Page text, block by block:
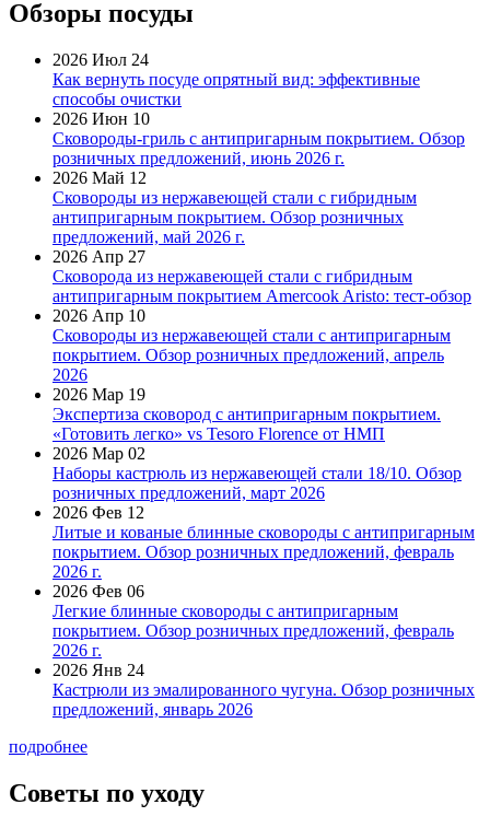
Обзоры посуды
2026 Июл 24
Как вернуть посуде опрятный вид: эффективные
способы очистки
2026 Июн 10
Сковороды-гриль с антипригарным покрытием. Обзор
розничных предложений, июнь 2026 г.
2026 Май 12
Сковороды из нержавеющей стали с гибридным
антипригарным покрытием. Обзор розничных
предложений, май 2026 г.
2026 Апр 27
Сковорода из нержавеющей стали с гибридным
антипригарным покрытием Amercook Aristo: тест-обзор
2026 Апр 10
Сковороды из нержавеющей стали с антипригарным
покрытием. Обзор розничных предложений, апрель
2026
2026 Мар 19
Экспертиза сковород с антипригарным покрытием.
«Готовить легко» vs Tesoro Florence от НМП
2026 Мар 02
Наборы кастрюль из нержавеющей стали 18/10. Обзор
розничных предложений, март 2026
2026 Фев 12
Литые и кованые блинные сковороды с антипригарным
покрытием. Обзор розничных предложений, февраль
2026 г.
2026 Фев 06
Легкие блинные сковороды с антипригарным
покрытием. Обзор розничных предложений, февраль
2026 г.
2026 Янв 24
Кастрюли из эмалированного чугуна. Обзор розничных
предложений, январь 2026
подробнее
Советы по уходу